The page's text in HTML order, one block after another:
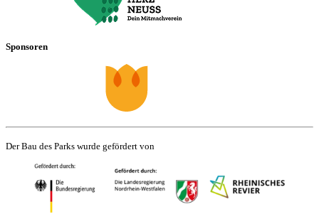
Sponsoren
Der Bau des Parks wurde gefördert von